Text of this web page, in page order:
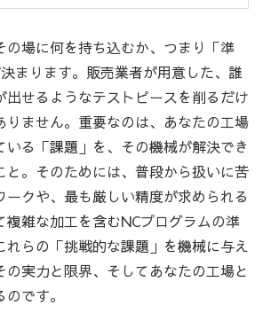
の場に何を持ち込むか、つまり「準
まります。販売業者が用意した、誰
出せるようなテストピースを削るだけ
りません。重要なのは、あなたの工場
いる「課題」を、その機械が解決でき
と。そのためには、普段から扱いに苦
ークや、最も厳しい精度が求められる
複雑な加工を含むNCプログラムの準
れらの「挑戦的な課題」を機械に与え
の実力と限界、そしてあなたの工場と
です。